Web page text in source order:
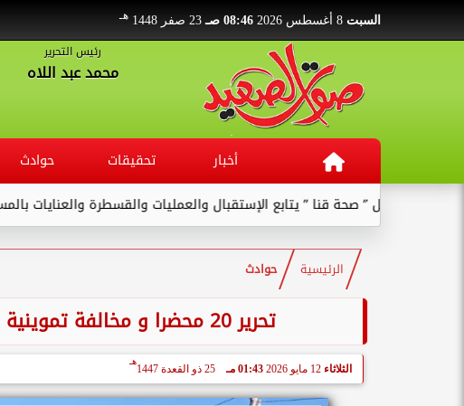
السبت 08:46 صـ 23 صفر 1448 هـ
رئيس التحرير
محمد عبد اللاه
أخبار تحقيقات حوادث
صحة قنا ” يتابع الإستقبال والعمليات والقسطرة والعنايات بالمستشفى ...
الرئيسية حوادث
تحرير 20 محضرا و مخالفة تموينية فى مجال المخابز والأسواق بأسوان
الثلاثاء 12 مايو 2026 01:43 مـ 25 ذو القعدة 1447
هـ